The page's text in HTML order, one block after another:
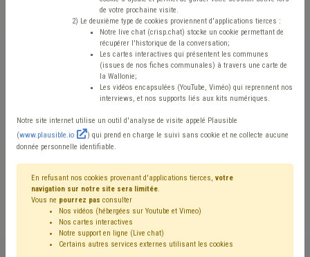
zones de secours:
analyse des budgets
2020 à 2023
Chaque année, à l’instar des communes et des CPAS,
mais aussi des zones de police, les zones de secours
sont tenues d’élaborer un budget reprenant les
dépenses et recettes attendues pour l’année à venir.
Afin d’avoir une vue sur la situation financière des zones
de votre prochaine visite.
2) Le deuxième type de cookies proviennent d'applications tierces :
Notre live chat (crisp.chat) stocke un cookie permettant de
récupérer l'historique de la conversation;
Les cartes interactives qui présentent les communes
(issues de nos fiches communales) à travers une carte de
la Wallonie;
Les vidéos encapsulées (YouTube, Viméo) qui reprennent nos
interviews, et nos supports liés aux kits numériques.
Notre site internet utilise un outil d'analyse de visite appelé Plausible
(www.plausible.io
) qui prend en charge le suivi sans cookie et ne collecte aucune
donnée personnelle identifiable.
En refusant nos cookies provenant d'applications tierces, votre
navigation sur notre site sera limitée.
Vous ne pourrez pas consulter
Nos vidéos (hébergées sur Youtube et Vimeo)
Nos cartes interactives
Notre support en ligne (Live chat)
Certains autres services externes utilisant les cookies